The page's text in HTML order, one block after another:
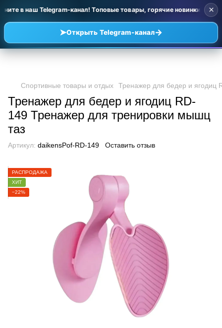
в наш Telegram-канал! Топовые товары, горячие новинки и
➤Открыть Telegram-канал→
×
Спортивные товары и отдых Тренажер для бедер и ягодиц
Тренажер для бедер и ягодиц RD-
149 Тренажер для тренировки мышц
таз
Артикул: daikensPof-RD-149 Оставить отзыв
РАСПРОДАЖА
ХИТ
−22%